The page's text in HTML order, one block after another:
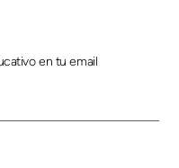
en tu email